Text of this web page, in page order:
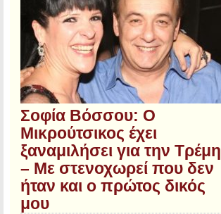
Σοφία Βόσσου: Ο
Μικρούτσικος έχει
ξαναμιλήσει για την Τρέμη
– Με στενοχωρεί που δεν
ήταν και ο πρώτος δικός
μου